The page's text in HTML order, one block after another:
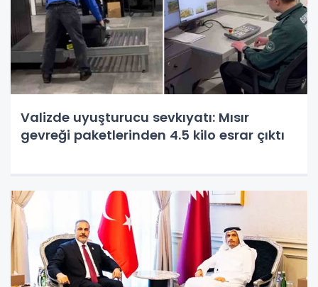
Valizde uyuşturucu sevkıyatı: Mısır
gevreği paketlerinden 4.5 kilo esrar çıktı